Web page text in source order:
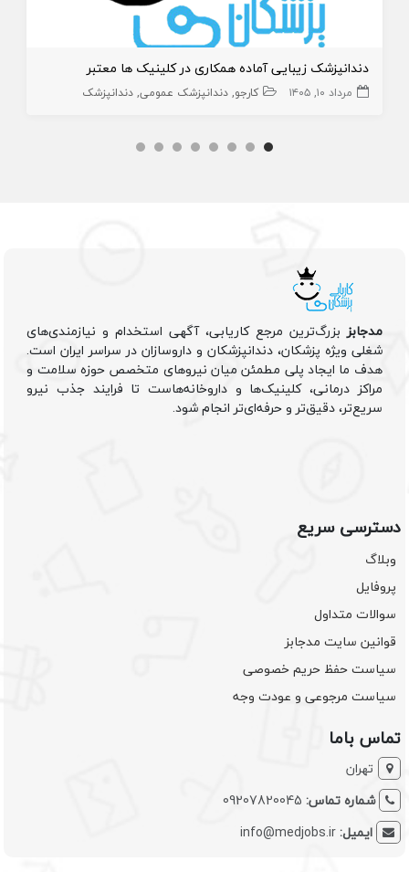
دندانپزشک زیبایی آماده همکاری در کلینیک ها معتبر
مرداد ۱۰, ۱۴۰۵ کارجو دندانپزشک عمومی دندانپزشک
مدجابزبزرگ‌ترین مرجع کاریابی، آگهی استخدام و نیازمندی‌های
شغلی ویژه پزشکان، دندانپزشکان و داروسازان در سراسر ایران است.
هدف ما ایجاد پلی مطمئن میان نیروهای متخصص حوزه سلامت و
مراکز درمانی، کلینیک‌ها و داروخانه‌هاست تا فرایند جذب نیرو
سریع‌تر، دقیق‌تر و حرفه‌ای‌تر انجام شود.
دسترسی سریع
وبلاگ
پروفایل
سوالات متداول
قوانین سایت مدجابز
سیاست حفظ حریم خصوصی
سیاست مرجوعی و عودت وجه
تماس باما
تهران
شماره تماس: 09207820045
ایمیل:info@medjobs.ir